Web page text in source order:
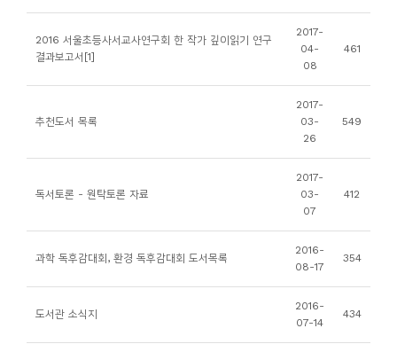
2016 서울초등사서교사연구회 한 작가 깊이읽기 연구
결과보고서[1]
2017-
04-
08
461
추천도서 목록
2017-
03-
26
549
독서토론 - 원탁토론 자료
2017-
03-
07
412
과학 독후감대회, 환경 독후감대회 도서목록
2016-
08-17
354
도서관 소식지
2016-
07-14
434